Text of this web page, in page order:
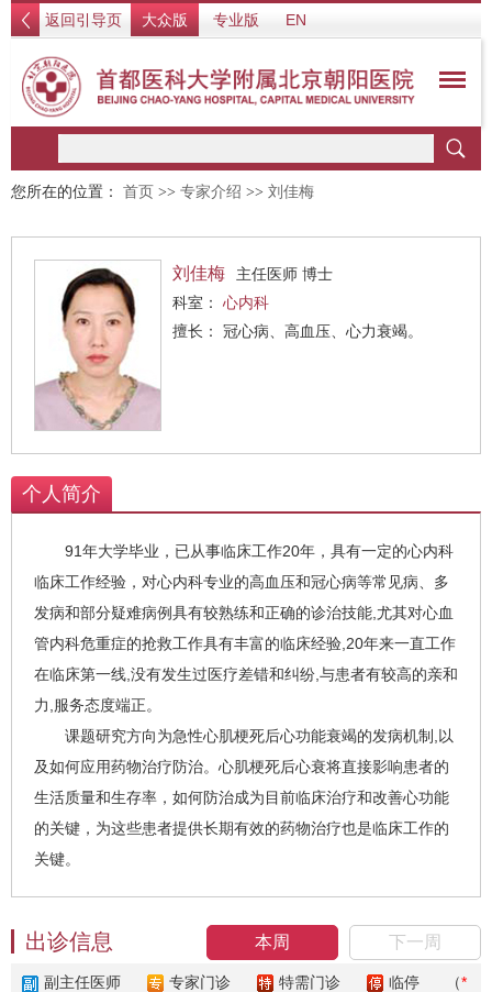
返回引导页 大众版 专业版 EN
您所在的位置： 首页 >> 专家介绍 >> 刘佳梅
刘佳梅
主任医师 博士
科室： 心内科
擅长： 冠心病、高血压、心力衰竭。
个人简介
91年大学毕业，已从事临床工作20年，具有一定的心内科
临床工作经验，对心内科专业的高血压和冠心病等常见病、多
发病和部分疑难病例具有较熟练和正确的诊治技能,尤其对心血
管内科危重症的抢救工作具有丰富的临床经验,20年来一直工作
在临床第一线,没有发生过医疗差错和纠纷,与患者有较高的亲和
力,服务态度端正。
课题研究方向为急性心肌梗死后心功能衰竭的发病机制,以
及如何应用药物治疗防治。心肌梗死后心衰将直接影响患者的
生活质量和生存率，如何防治成为目前临床治疗和改善心功能
的关键，为这些患者提供长期有效的药物治疗也是临床工作的
关键。
本周 下一周
出诊信息
副主任医师 专家门诊 特需门诊 临停 （*